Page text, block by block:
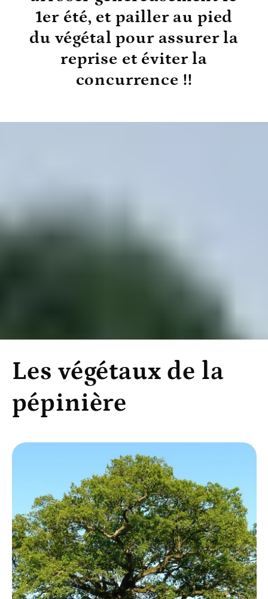
1er été, et pailler au pied
du végétal pour assurer la
reprise et éviter la
concurrence !!
Les végétaux de la
pépinière